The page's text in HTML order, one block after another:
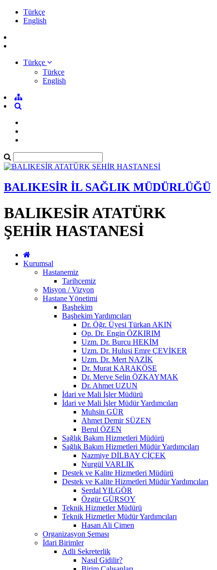
Türkçe
English
Türkçe
Türkçe
English
BALIKESİR İL SAĞLIK MÜDÜRLÜĞÜ
BALIKESİR ATATÜRK
ŞEHİR HASTANESİ
Kurumsal
Hastanemiz
Tarihçemiz
Misyon / Vizyon
Hastane Yönetimi
Başhekim
Başhekim Yardımcıları
Dr. Öğr. Üyesi Türkan AKIN
Op. Dr. Engin ÖZKIRIM
Uzm. Dr. Burcu HEKİM
Uzm. Dr. Hulusi Emre ÇEVİKER
Uzm. Dr. Mert NAZİK
Dr. Murat KARAKÖSE
Dr. Merve Selin ÖZKAYMAK
Dr. Ahmet UZUN
İdari ve Mali İşler Müdürü
İdari ve Mali İşler Müdür Yardımcıları
Muhsin GÜR
Ahmet Demir SÜZEN
Berul ÖZEN
Sağlık Bakım Hizmetleri Müdürü
Sağlık Bakım Hizmetleri Müdür Yardımcıları
Nazmiye DİLBAY ÇİÇEK
Nurgül VARLIK
Destek ve Kalite Hizmetleri Müdürü
Destek ve Kalite Hizmetleri Müdür Yardımcıları
Serdal YILGÖR
Özgür GÜRSOY
Teknik Hizmetler Müdürü
Teknik Hizmetler Müdür Yardımcıları
Hasan Ali Çimen
Organizasyon Şeması
İdari Birimler
Adli Sekreterlik
Nasıl Gidilir?